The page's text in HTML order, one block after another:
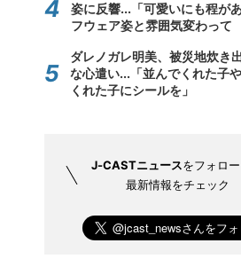
姿に反響...「可愛いにも程が
フウェア姿と雰囲気変わって
ダレノガレ明美、被災地炊き
な心遣い...「並んでくれた子
くれた子にシールを」
J-CASTニュースをフォロ
最新情報をチェック